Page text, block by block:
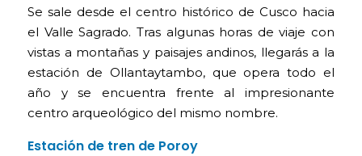
Se sale desde el centro histórico de Cusco hacia
el Valle Sagrado. Tras algunas horas de viaje con
vistas a montañas y paisajes andinos, llegarás a la
estación de Ollantaytambo, que opera todo el
año y se encuentra frente al impresionante
centro arqueológico del mismo nombre.
Estación de tren de Poroy